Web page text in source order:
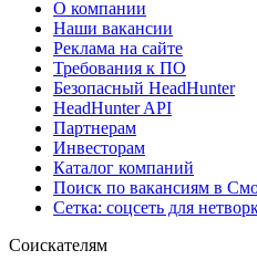
О компании
Наши вакансии
Реклама на сайте
Требования к ПО
Безопасный HeadHunter
HeadHunter API
Партнерам
Инвесторам
Каталог компаний
Поиск по вакансиям в
Сетка: соцсеть для
Соискателям